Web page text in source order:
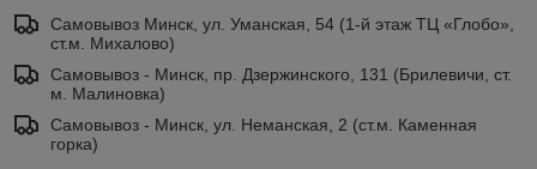
Самовывоз Минск, ул. Уманская, 54 (1-й этаж ТЦ «Глобо»,
ст.м. Михалово)
Самовывоз - Минск, пр. Дзержинского, 131 (Брилевичи, ст.
м. Малиновка)
Самовывоз - Минск, ул. Неманская, 2 (ст.м. Каменная
горка)